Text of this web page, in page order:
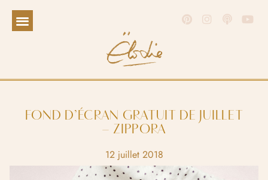
FOND D’ÉCRAN GRATUIT DE JUILLET
– ZIPPORA
12 juillet 2018